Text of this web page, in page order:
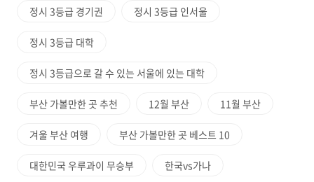
정시 3등급 경기권 정시 3등급 인서울
정시 3등급 대학
정시 3등급으로 갈 수 있는 서울에 있는 대학
부산 가볼만한 곳 추천 12월 부산 11월 부산
겨울 부산 여행 부산 가볼만한 곳 베스트 10
대한민국 우루과이 무승부 한국vs가나